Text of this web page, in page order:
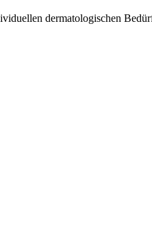
dermatologischen